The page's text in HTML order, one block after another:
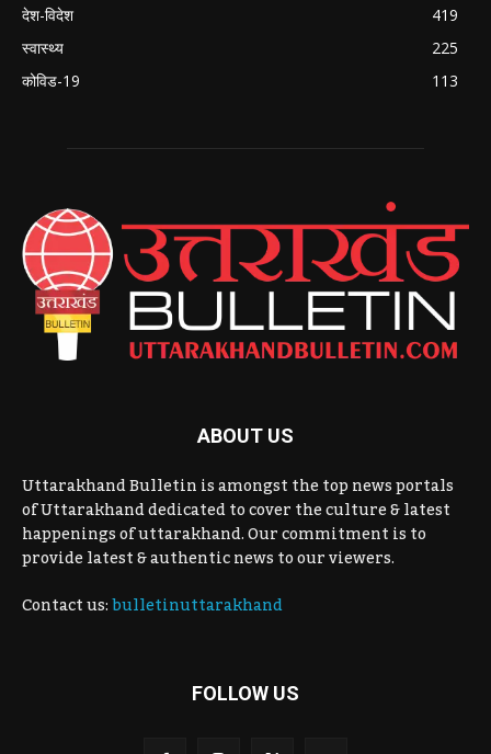
देश-विदेश
419
स्वास्थ्य
225
कोविड-19
113
ABOUT US
Uttarakhand Bulletin is amongst the top news portals
of Uttarakhand dedicated to cover the culture & latest
happenings of uttarakhand. Our commitment is to
provide latest & authentic news to our viewers.
Contact us:bulletinuttarakhand
FOLLOW US